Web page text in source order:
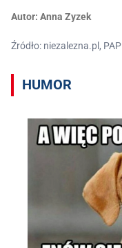
Autor: Anna Zyzek
Źródło: niezalezna.pl, PAP
HUMOR